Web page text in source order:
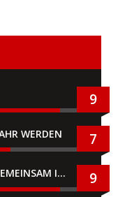
9
WERDEN 7
SUPER MARIO BROS. WONDER + GEMEINSAM IM BELLABEL-PARK 9